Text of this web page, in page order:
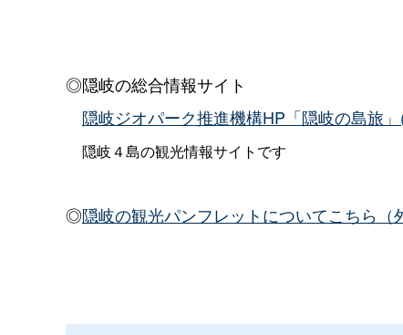
◎隠岐の総合情報サイト
隠岐ジオパーク推進機構HP「隠岐の島旅」
隠岐４島の観光情報サイトです
◎隠岐の観光パンフレットについてこちら（